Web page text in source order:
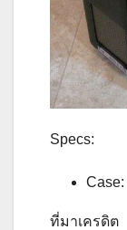
Specs:
Case:
ที่มาเครดิต